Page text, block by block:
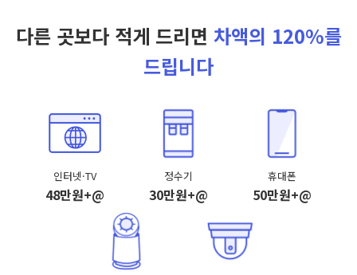
다른 곳보다 적게 드리면 차액의 120%를
드립니다
인터넷·TV
48만원+@
정수기
30만원+@
휴대폰
50만원+@